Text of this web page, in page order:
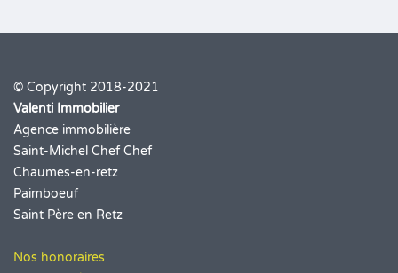
© Copyright 2018-2021
Valenti Immobilier
Agence immobilière
Saint-Michel Chef Chef
Chaumes-en-retz
Paimboeuf
Saint Père en Retz
Nos honoraires